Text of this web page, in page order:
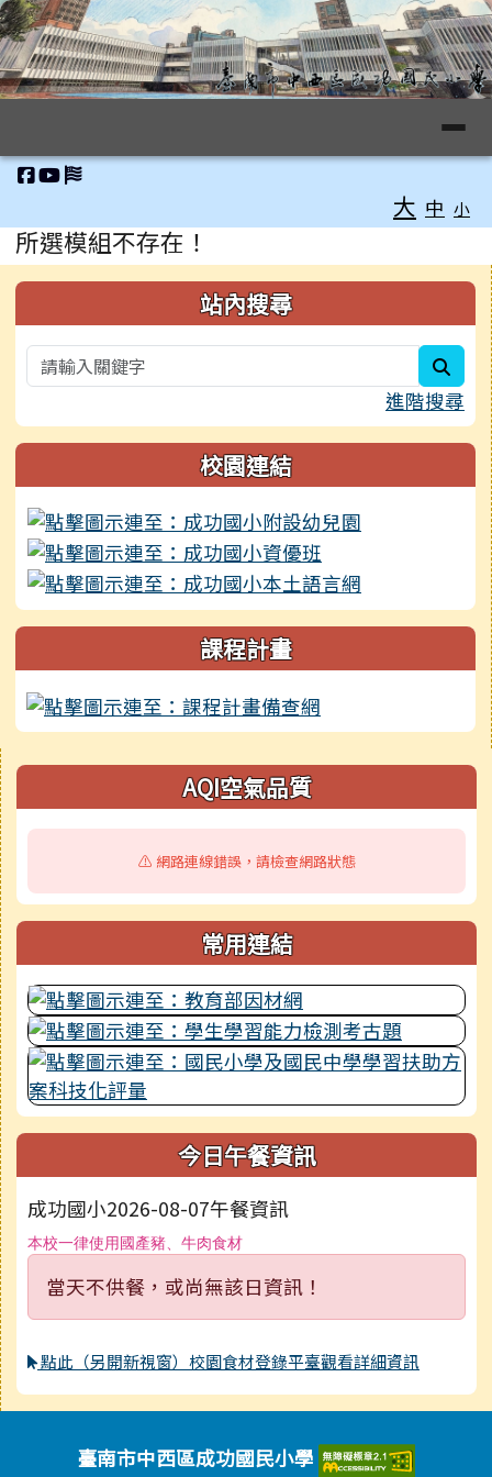
跳至主內容區
臺南市中西區成功國小全球資訊網
大 中 小
主內容區域
所選模組不存在！
左邊區域內容 站內搜尋
進階搜尋
校園連結
課程計畫
右邊區域內容 AQI空氣品質
⚠️ 網路連線錯誤，請檢查網路狀態
常用連結
今日午餐資訊
成功國小2026-08-07午餐資訊
本校一律使用國產豬、牛肉食材
當天不供餐，或尚無該日資訊！
點此（另開新視窗）校園食材登錄平臺觀看詳細資訊
頁尾區域
頁尾區域內容
臺南市中西區成功國民小學